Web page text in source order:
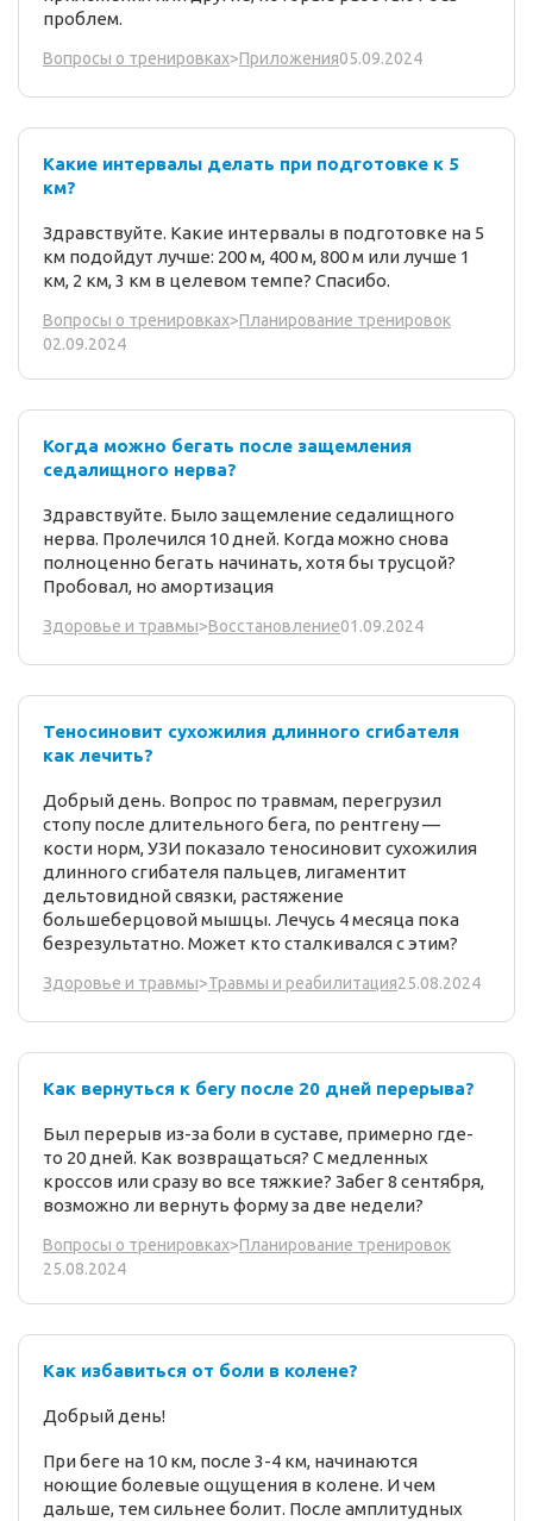
проблем.
Вопросы о тренировках>Приложения05.09.2024
Какие интервалы делать при подготовке к 5
км?
Здравствуйте. Какие интервалы в подготовке на 5
км подойдут лучше: 200 м, 400 м, 800 м или лучше 1
км, 2 км, 3 км в целевом темпе? Спасибо.
Вопросы о тренировках>Планирование тренировок
02.09.2024
Когда можно бегать после защемления
седалищного нерва?
Здравствуйте. Было защемление седалищного
нерва. Пролечился 10 дней. Когда можно снова
полноценно бегать начинать, хотя бы трусцой?
Пробовал, но амортизация
Здоровье и травмы>Восстановление01.09.2024
Теносиновит сухожилия длинного сгибателя
как лечить?
Добрый день. Вопрос по травмам, перегрузил
стопу после длительного бега, по рентгену —
кости норм, УЗИ показало теносиновит сухожилия
длинного сгибателя пальцев, лигаментит
дельтовидной связки, растяжение
большеберцовой мышцы. Лечусь 4 месяца пока
безрезультатно. Может кто сталкивался с этим?
Здоровье и травмы>Травмы и реабилитация25.08.2024
Как вернуться к бегу после 20 дней перерыва?
Был перерыв из-за боли в суставе, примерно где-
то 20 дней. Как возвращаться? С медленных
кроссов или сразу во все тяжкие? Забег 8 сентября,
возможно ли вернуть форму за две недели?
Вопросы о тренировках>Планирование тренировок
25.08.2024
Как избавиться от боли в колене?
Добрый день!
При беге на 10 км, после 3-4 км, начинаются
ноющие болевые ощущения в колене. И чем
дальше, тем сильнее болит. После амплитудных